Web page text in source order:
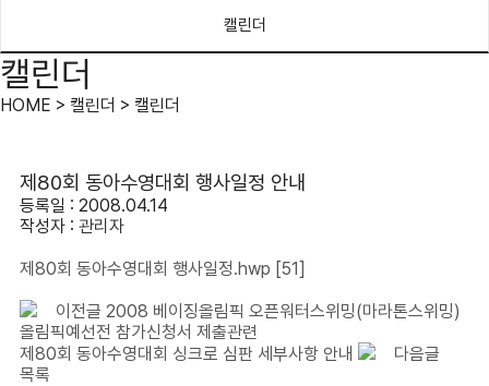
캘린더
캘린더
HOME > 캘린더 > 캘린더
제80회 동아수영대회 행사일정 안내
등록일 : 2008.04.14
작성자 : 관리자
제80회 동아수영대회 행사일정.hwp [51]
이전글 2008 베이징올림픽 오픈워터스위밍(마라톤스위밍)
올림픽예선전 참가신청서 제출관련
제80회 동아수영대회 싱크로 심판 세부사항 안내
다음글
목록